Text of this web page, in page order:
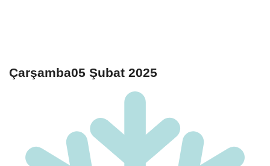
Çarşamba05 Şubat 2025